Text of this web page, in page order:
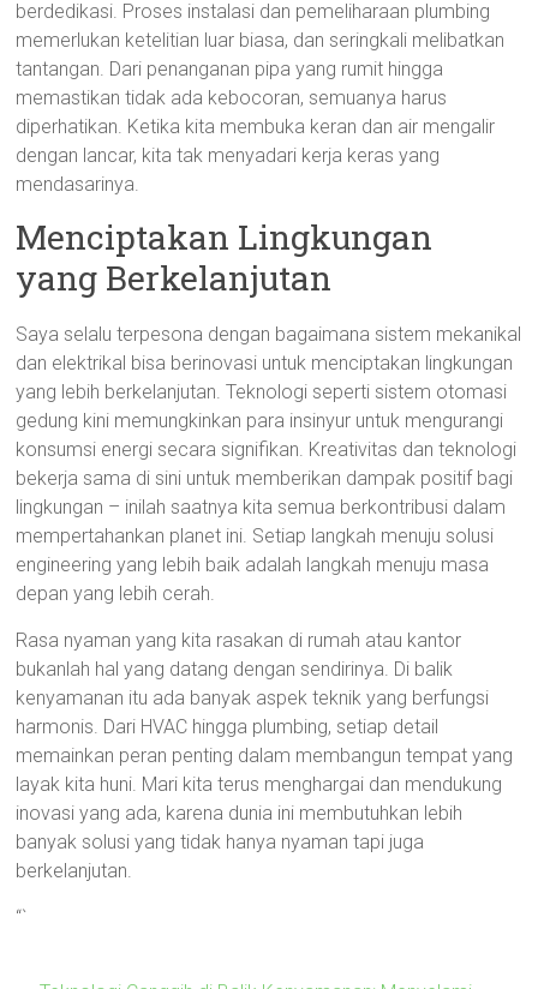
berdedikasi. Proses instalasi dan pemeliharaan plumbing
memerlukan ketelitian luar biasa, dan seringkali melibatkan
tantangan. Dari penanganan pipa yang rumit hingga
memastikan tidak ada kebocoran, semuanya harus
diperhatikan. Ketika kita membuka keran dan air mengalir
dengan lancar, kita tak menyadari kerja keras yang
mendasarinya.
Menciptakan Lingkungan
yang Berkelanjutan
Saya selalu terpesona dengan bagaimana sistem mekanikal
dan elektrikal bisa berinovasi untuk menciptakan lingkungan
yang lebih berkelanjutan. Teknologi seperti sistem otomasi
gedung kini memungkinkan para insinyur untuk mengurangi
konsumsi energi secara signifikan. Kreativitas dan teknologi
bekerja sama di sini untuk memberikan dampak positif bagi
lingkungan – inilah saatnya kita semua berkontribusi dalam
mempertahankan planet ini. Setiap langkah menuju solusi
engineering yang lebih baik adalah langkah menuju masa
depan yang lebih cerah.
Rasa nyaman yang kita rasakan di rumah atau kantor
bukanlah hal yang datang dengan sendirinya. Di balik
kenyamanan itu ada banyak aspek teknik yang berfungsi
harmonis. Dari HVAC hingga plumbing, setiap detail
memainkan peran penting dalam membangun tempat yang
layak kita huni. Mari kita terus menghargai dan mendukung
inovasi yang ada, karena dunia ini membutuhkan lebih
banyak solusi yang tidak hanya nyaman tapi juga
berkelanjutan.
“`